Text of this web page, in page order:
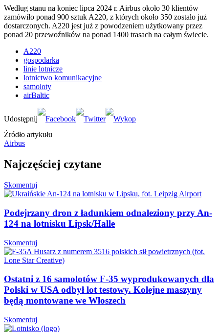
Według stanu na koniec lipca 2024 r. Airbus około 30 klientów
zamówiło ponad 900 sztuk A220, z których około 350 zostało już
dostarczonych. A220 jest już z powodzeniem użytkowany przez
ponad 20 przewoźników na ponad 1400 trasach na całym świecie.
A220
gospodarka
linie lotnicze
lotnictwo komunikacyjne
samoloty
airBaltic
Źródło artykułu
Airbus
Najczęściej czytane
Skomentuj
Podejrzany dron z ładunkiem odnaleziony przy An-
124 na lotnisku Lipsk/Halle
Skomentuj
Ostatni z 16 samolotów F-35 wyprodukowanych dla
Polski w USA odbył lot testowy. Kolejne maszyny
będą montowane we Włoszech
Skomentuj